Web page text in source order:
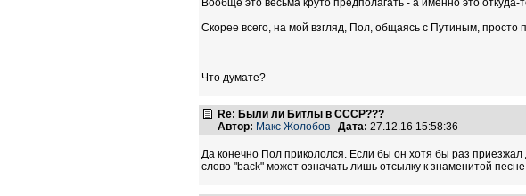
Вообще это весьма круто предполагать - а именно это
Скорее всего, на мой взгляд, Пол, общаясь с Путиным, просто
-------
Что думате?
Re: Были ли Битлы в СССР???
Автор: Макс Жолобов Дата: 27.12.16 15:58:36
Да конечно Пол прикололся. Если бы он хотя бы раз
слово "back" может означать лишь отсылку к знаменитой